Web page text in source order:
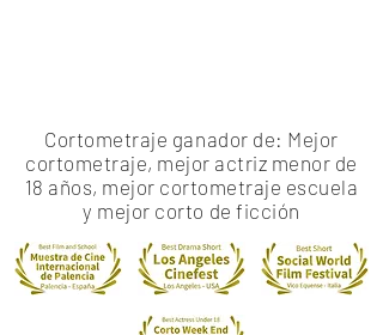
Cortometraje ganador de: Mejor
cortometraje, mejor actriz menor de
18 años, mejor cortometraje escuela
y mejor corto de ficción